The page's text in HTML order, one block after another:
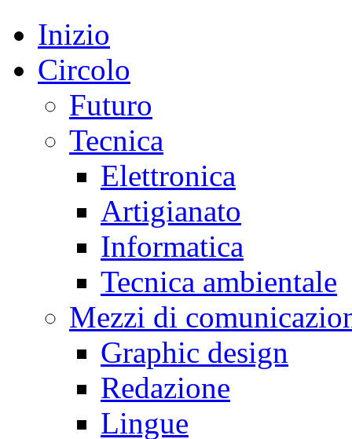
Inizio
Circolo
Futuro
Tecnica
Elettronica
Artigianato
Informatica
Tecnica ambientale
Mezzi di
Graphic design
Redazione
Lingue